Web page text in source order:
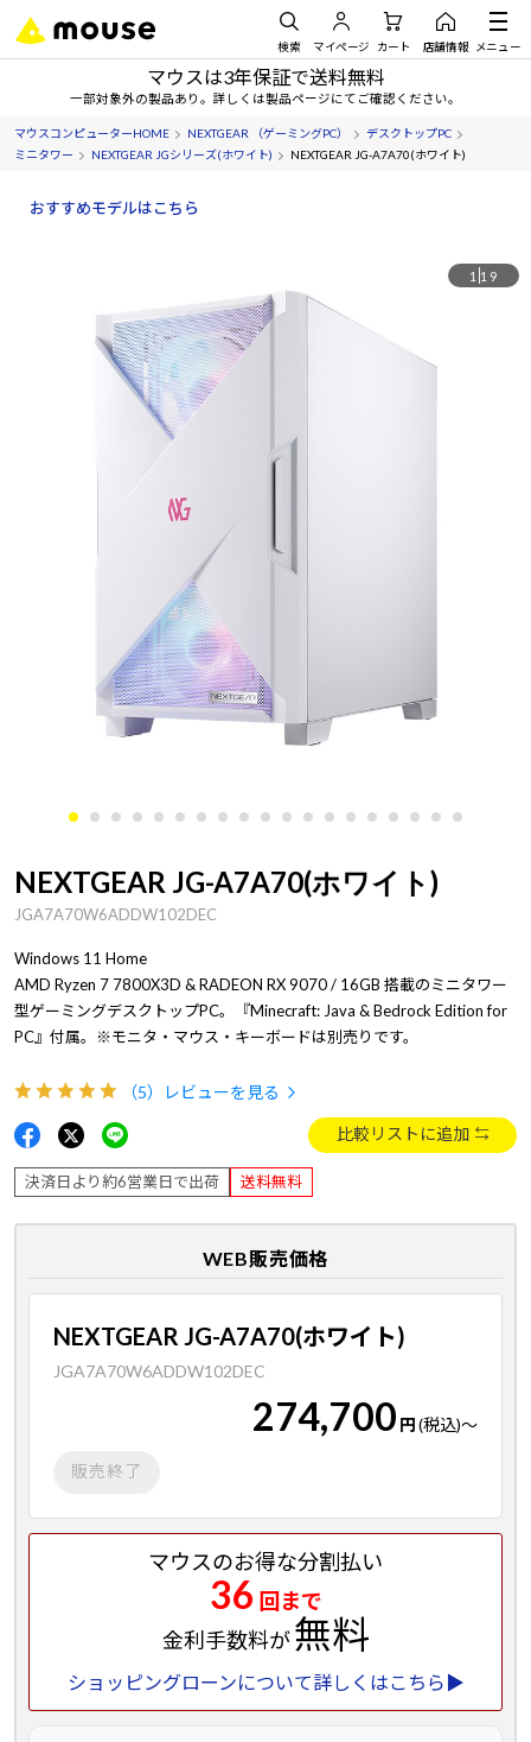
検索 マイページ カート 店舗情報 メニュー
マウスは3年保証で送料無料
一部対象外の製品あり。詳しくは製品ページにてご確認ください。
マウスコンピューターHOME NEXTGEAR （ゲーミングPC）
デスクトップPC
ミニタワー
NEXTGEAR JGシリーズ(ホワイト) NEXTGEAR JG-A7A70(ホワイト)
おすすめモデルはこちら
1 19
NEXTGEAR JG-A7A70(ホワイト)
JGA7A70W6ADDW102DEC
Windows 11 Home
AMD Ryzen 7 7800X3D & RADEON RX 9070 / 16GB 搭載のミニタワー
型ゲーミングデスクトップPC。『Minecraft: Java & Bedrock Edition for
PC』付属。※モニタ・マウス・キーボードは別売りです。
（5） レビューを見る
比較リストに追加
決済日より約6営業日で出荷 送料無料
WEB販売価格
NEXTGEAR JG-A7A70(ホワイト)
JGA7A70W6ADDW102DEC
274,700 円(税込)～
販売終了
マウスのお得な分割払い
36 回まで
金利手数料が無料
ショッピングローンについて詳しくはこちら▶